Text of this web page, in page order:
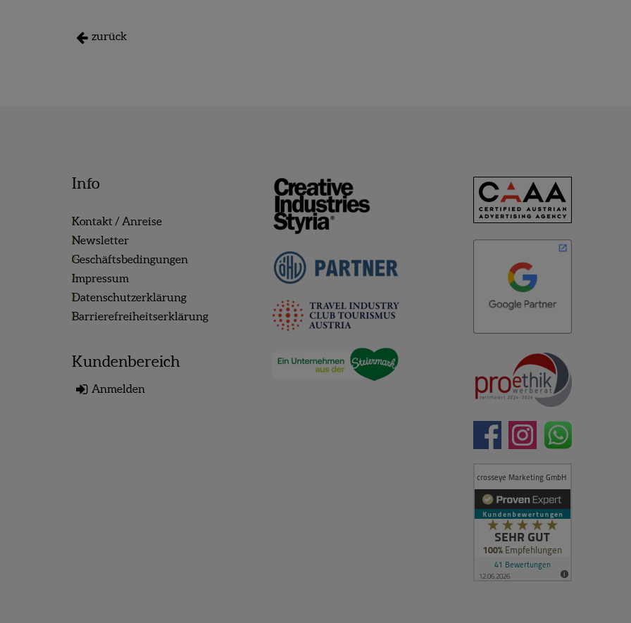
zurück
Info
Kontakt / Anreise
Newsletter
Geschäftsbedingungen
Impressum
Datenschutzerklärung
Barrierefreiheitserklärung
Kundenbereich
Anmelden